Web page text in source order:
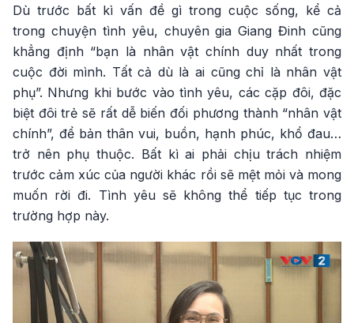
Dù trước bất kì vấn đề gì trong cuộc sống, kể cả
trong chuyện tình yêu, chuyên gia Giang Đinh cũng
khẳng định “bạn là nhân vật chính duy nhất trong
cuộc đời mình. Tất cả dù là ai cũng chỉ là nhân vật
phụ”. Nhưng khi bước vào tình yêu, các cặp đôi, đặc
biệt đôi trẻ sẽ rất dễ biến đối phương thành “nhân vật
chính”, để bản thân vui, buồn, hạnh phúc, khổ đau…
trở nên phụ thuộc. Bất kì ai phải chịu trách nhiệm
trước cảm xúc của người khác rồi sẽ mệt mỏi và mong
muốn rời đi. Tình yêu sẽ không thể tiếp tục trong
trường hợp này.